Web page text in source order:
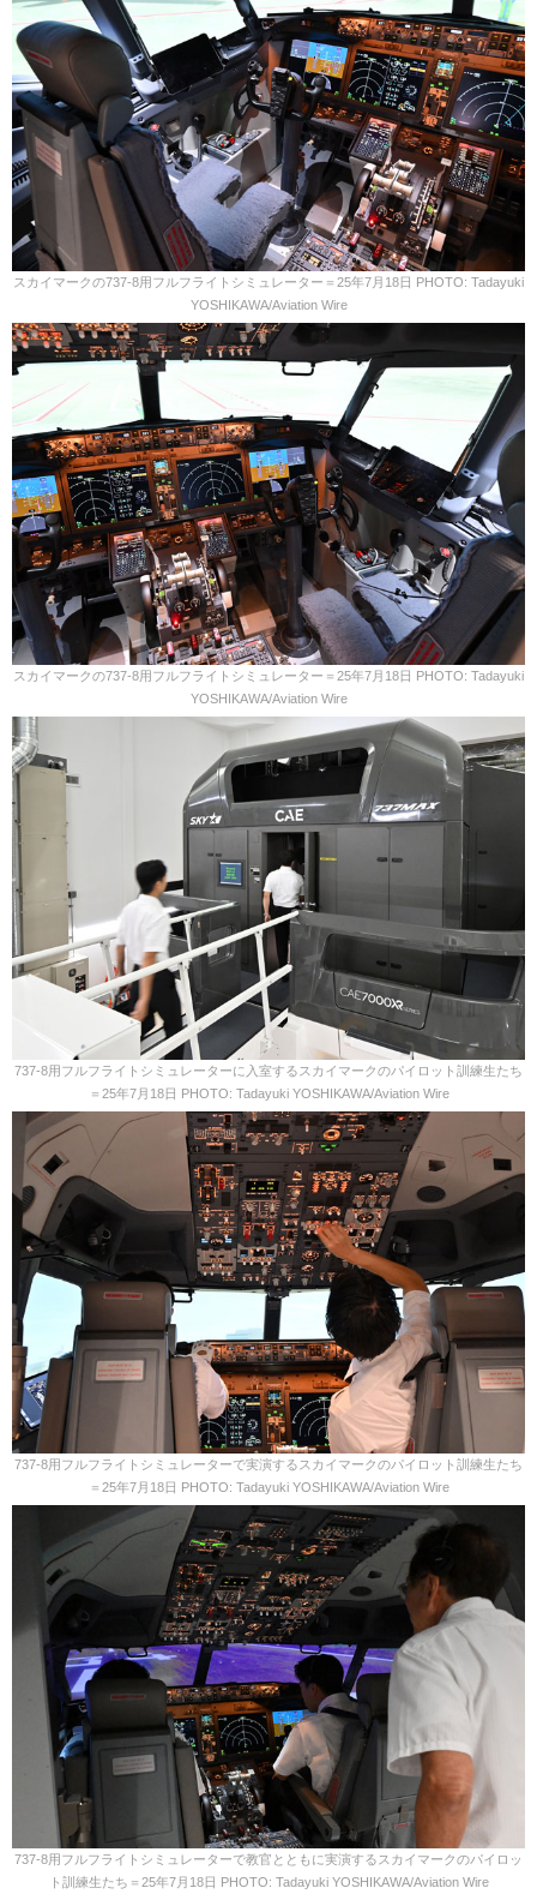
スカイマークの737-8用フルフライトシミュレーター＝25年7月18日 PHOTO: Tadayuki
YOSHIKAWA/Aviation Wire
スカイマークの737-8用フルフライトシミュレーター＝25年7月18日 PHOTO: Tadayuki
YOSHIKAWA/Aviation Wire
737-8用フルフライトシミュレーターに入室するスカイマークのパイロット訓練生たち
＝25年7月18日 PHOTO: Tadayuki YOSHIKAWA/Aviation Wire
737-8用フルフライトシミュレーターで実演するスカイマークのパイロット訓練生たち
＝25年7月18日 PHOTO: Tadayuki YOSHIKAWA/Aviation Wire
737-8用フルフライトシミュレーターで教官とともに実演するスカイマークのパイロッ
ト訓練生たち＝25年7月18日 PHOTO: Tadayuki YOSHIKAWA/Aviation Wire